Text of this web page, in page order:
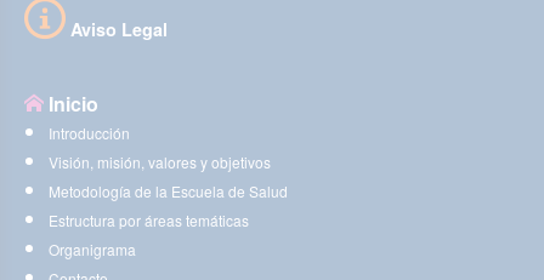
Aviso Legal
Inicio
Introducción
Visión, misión, valores y objetivos
Metodología de la Escuela de Salud
Estructura por áreas temáticas
Organigrama